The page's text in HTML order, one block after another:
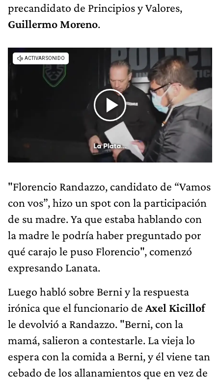
precandidato de Principios y Valores,
Guillermo Moreno.
"Florencio Randazzo, candidato de “Vamos
con vos”, hizo un spot con la participación
de su madre. Ya que estaba hablando con
la madre le podría haber preguntado por
qué carajo le puso Florencio", comenzó
expresando Lanata.
Luego habló sobre Berni y la respuesta
irónica que el funcionario de Axel Kicillof
le devolvió a Randazzo. "Berni, con la
mamá, salieron a contestarle. La vieja lo
espera con la comida a Berni, y él viene tan
cebado de los allanamientos que en vez de